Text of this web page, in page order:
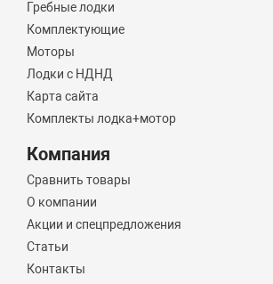
Гребные лодки
Комплектующие
Моторы
Лодки с НДНД
Карта сайта
Комплекты лодка+мотор
Компания
Сравнить товары
О компании
Акции и спецпредложения
Статьи
Контакты